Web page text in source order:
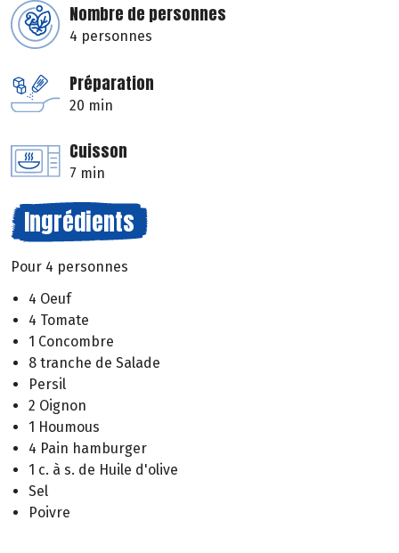
Nombre de personnes
4 personnes
Préparation
20 min
Cuisson
7 min
Ingrédients
Pour 4 personnes
4 Oeuf
4 Tomate
1 Concombre
8 tranche de Salade
Persil
2 Oignon
1 Houmous
4 Pain hamburger
1 c. à s. de Huile d'olive
Sel
Poivre